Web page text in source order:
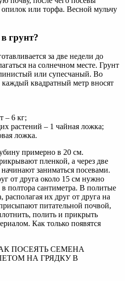
или торфа. Весной мульчу
грунт?
за две недели до
на солнечном месте. Грунт
или супесчаный. Во
каждый квадратный метр вносят
– 6 кг;
растений – 1 чайная ложка;
ложка.
примерно в 20 см.
пленкой, а через две
заниматься посевами.
от друга около 15 см нужно
в полтора сантиметра. В политые
их друг от друга на
питательной почвой,
полить и прикрыть
Как только появятся
ПОСЕЯТЬ СЕМЕНА
НА ГРЯДКУ В